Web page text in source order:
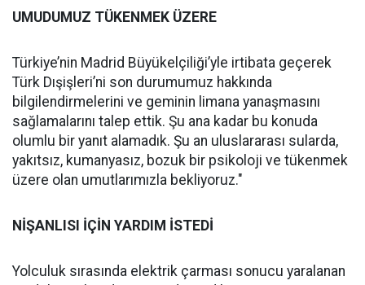
UMUDUMUZ TÜKENMEK ÜZERE
Türkiye’nin Madrid Büyükelçiliği’yle irtibata geçerek
Türk Dışişleri’ni son durumumuz hakkında
bilgilendirmelerini ve geminin limana yanaşmasını
sağlamalarını talep ettik. Şu ana kadar bu konuda
olumlu bir yanıt alamadık. Şu an uluslararası sularda,
yakıtsız, kumanyasız, bozuk bir psikoloji ve tükenmek
üzere olan umutlarımızla bekliyoruz."
NİŞANLISI İÇİN YARDIM İSTEDİ
Yolculuk sırasında elektrik çarması sonucu yaralanan